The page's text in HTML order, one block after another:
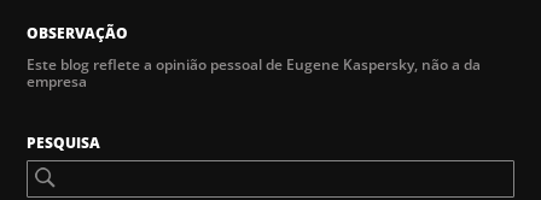
OBSERVAÇÃO
Este blog reflete a opinião pessoal de Eugene Kaspersky, não a da
empresa
PESQUISA